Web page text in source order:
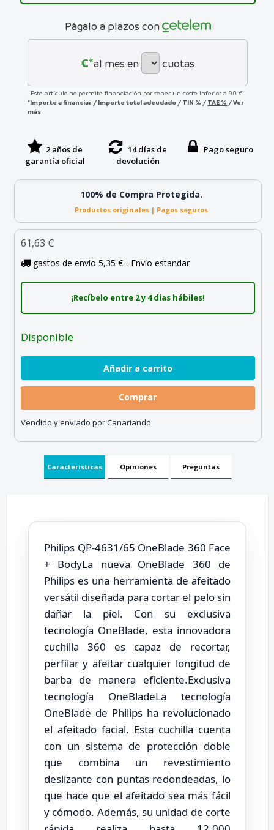
Págalo a plazos con
€*al mes en cuotas
Este artículo no permite financiación por tener un coste inferior a 90 €.
*Importe a financiar / Importe total adeudado / TIN % / TAE % /Ver
más
2 años de
garantía oficial
14 días de
devolución
Pago seguro
100% de Compra Protegida.
Productos originales | Pagos seguros
61,63 €
gastos de envío 5,35 € - Envío estandar
¡Recíbelo entre 2 y 4 días hábiles!
Disponible
Comprar
Vendido y enviado por Canariando
Características Opiniones Preguntas
Philips QP-4631/65 OneBlade 360 Face
+ BodyLa nueva OneBlade 360 de
Philips es una herramienta de afeitado
versátil diseñada para cortar el pelo sin
dañar la piel. Con su exclusiva
tecnología OneBlade, esta innovadora
cuchilla 360 es capaz de recortar,
perfilar y afeitar cualquier longitud de
barba de manera eficiente.Exclusiva
tecnología OneBladeLa tecnología
OneBlade de Philips ha revolucionado
el afeitado facial. Esta cuchilla cuenta
con un sistema de protección doble
que combina un revestimiento
deslizante con puntas redondeadas, lo
que hace que el afeitado sea más fácil
y cómodo. Además, su unidad de corte